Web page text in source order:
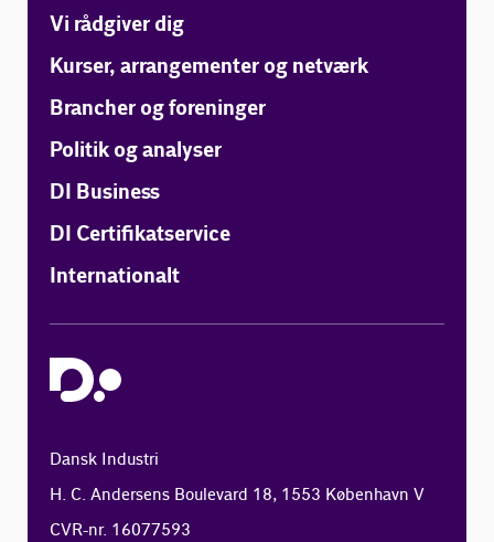
Vi rådgiver dig
Kurser, arrangementer og netværk
Brancher og foreninger
Politik og analyser
DI Business
DI Certifikatservice
Internationalt
Dansk Industri
H. C. Andersens Boulevard 18, 1553 København V
CVR-nr. 16077593